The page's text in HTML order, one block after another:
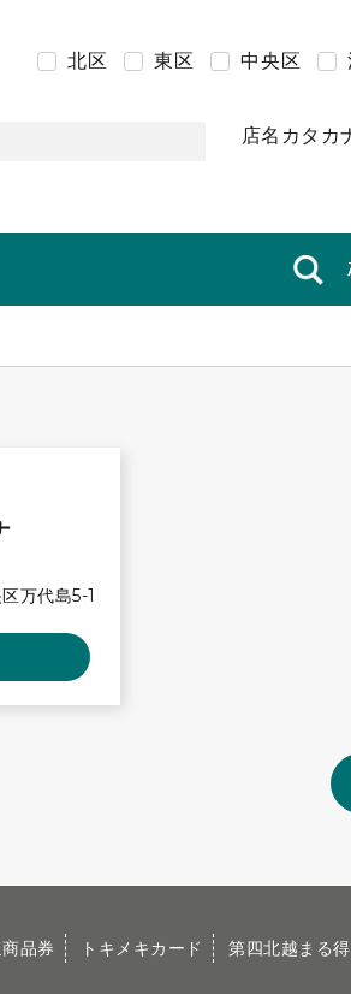
北区 東区 中央区
店名カタカ
万代島5-1
品券 トキメキカード 第四北越まる